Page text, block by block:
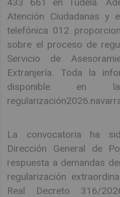
433 661 en Tudela.
Atención Ciudadanas y
telefónica 012
sobre el proceso de
Servicio de
Extranjería. Toda la
disponible en
La convocatoria ha
Dirección General de
respuesta a demandas
regularización
Real Decreto 316/